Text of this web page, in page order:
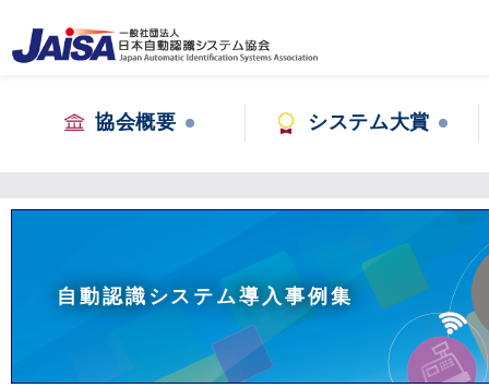
協会概要 システム大賞
自動認識システム導入事例集